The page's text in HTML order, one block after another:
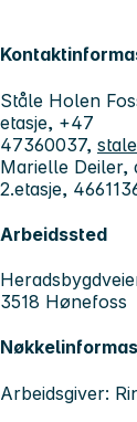
Ståle Holen
etasje, +47
47360037,
Marielle Deiler,
2.etasje,
Arbeidssted
3518 Hønefoss
Arbeidsgiver: